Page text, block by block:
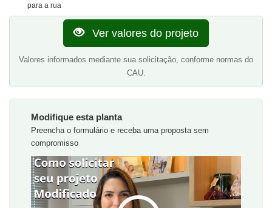
para a rua
Ver valores do projeto
Valores informados mediante sua solicitação, conforme normas do
CAU.
Modifique esta planta
Preencha o formulário e receba uma proposta sem
compromisso